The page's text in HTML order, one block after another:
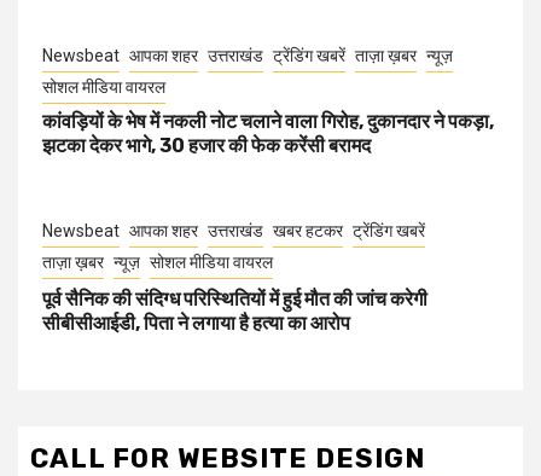
Newsbeat आपका शहर उत्तराखंड ट्रेंडिंग खबरें ताज़ा ख़बर न्यूज़
सोशल मीडिया वायरल
कांवड़ियों के भेष में नकली नोट चलाने वाला गिरोह, दुकानदार ने पकड़ा,
झटका देकर भागे, 30 हजार की फेक करेंसी बरामद
Newsbeat आपका शहर उत्तराखंड खबर हटकर ट्रेंडिंग खबरें
ताज़ा ख़बर न्यूज़ सोशल मीडिया वायरल
पूर्व सैनिक की संदिग्ध परिस्थितियों में हुई मौत की जांच करेगी
सीबीसीआईडी, पिता ने लगाया है हत्या का आरोप
CALL FOR WEBSITE DESIGN